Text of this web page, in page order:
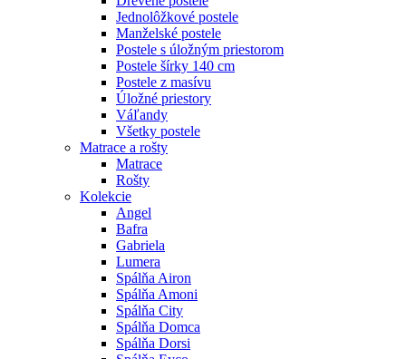
Jednolôžkové postele
Manželské postele
Postele s úložným priestorom
Postele šírky 140 cm
Postele z masívu
Úložné priestory
Váľandy
Všetky postele
Matrace a rošty
Matrace
Rošty
Kolekcie
Angel
Bafra
Gabriela
Lumera
Spálňa Airon
Spálňa Amoni
Spálňa City
Spálňa Domca
Spálňa Dorsi